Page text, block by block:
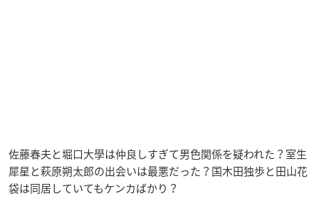
佐藤春夫と堀口大學は仲良しすぎて男色関係を疑われた？室生
犀星と萩原朔太郎の出会いは最悪だった？国木田独歩と田山花
袋は同居していてもケンカばかり？